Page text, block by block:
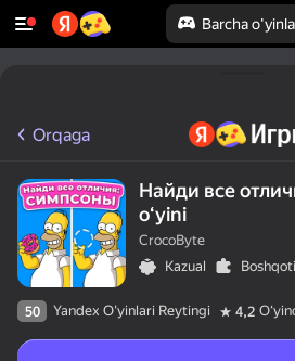
Barcha
Orqaga
Найди все
oʻyini
CrocoByte
Kazual
50 Yandex O'yinlari Reytingi 4,2